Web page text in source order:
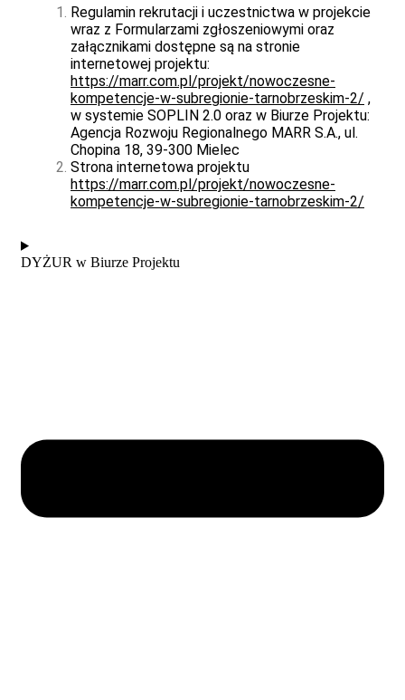
Regulamin rekrutacji i uczestnictwa w projekcie
wraz z Formularzami zgłoszeniowymi oraz
załącznikami dostępne są na stronie
internetowej projektu:
https://marr.com.pl/projekt/nowoczesne-
kompetencje-w-subregionie-tarnobrzeskim-2/ ,
w systemie SOPLIN 2.0 oraz w Biurze Projektu:
Agencja Rozwoju Regionalnego MARR S.A., ul.
Chopina 18, 39-300 Mielec
Strona internetowa projektu
https://marr.com.pl/projekt/nowoczesne-
kompetencje-w-subregionie-tarnobrzeskim-2/
DYŻUR w Biurze Projektu